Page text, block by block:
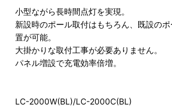
小型ながら長時間点灯を実現。
新設時のポール取付はもちろん、既設の
置が可能。
大掛かりな取付工事が必要ありません。
パネル増設で充電効率倍増。
LC-2000W(BL)/LC-2000C(BL)